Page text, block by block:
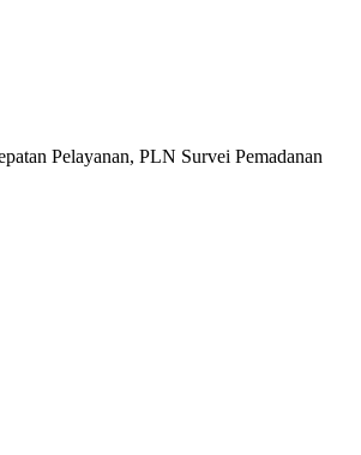
Pelayanan, PLN Survei Pemadanan